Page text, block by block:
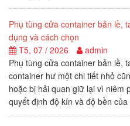
Phụ tùng cửa container bản lề,
dụng và cách chọn
T5, 07 / 2026
admin
Phụ tùng cửa container bản lề,
container hư một chi tiết nhỏ
hoặc bị hải quan giữ lại vì niêm
quyết định độ kín và độ bền